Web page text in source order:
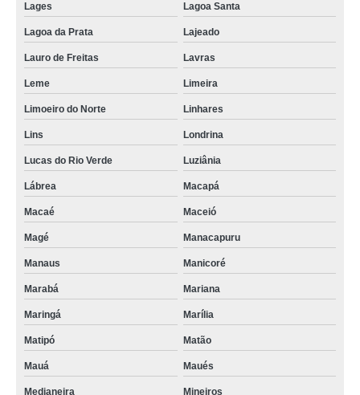
Lages Lagoa Santa
Lagoa da Prata Lajeado
Lauro de Freitas Lavras
Leme Limeira
Limoeiro do Norte Linhares
Lins Londrina
Lucas do Rio Verde Luziânia
Lábrea Macapá
Macaé Maceió
Magé Manacapuru
Manaus Manicoré
Marabá Mariana
Maringá Marília
Matipó Matão
Mauá Maués
Medianeira Mineiros